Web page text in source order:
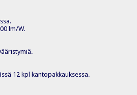
lm/W.
12 kpl kantopakkauksessa.